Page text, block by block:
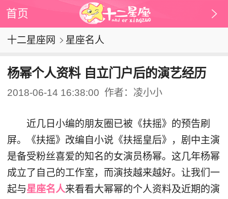
首页
十二星座网 星座名人
杨幂个人资料 自立门户后的演艺经历
2018-06-14 16:38:00 作者：凌小小
近几日小编的朋友圈已被《扶摇》的预告刷
屏。《扶摇》改编自小说《扶摇皇后》，剧中主演
是备受粉丝喜爱的知名的女演员杨幂。这几年杨幂
成立了自己的工作室，而演技越来越好。让我们一
起与星座名人来看看大幂幂的个人资料及近期的演